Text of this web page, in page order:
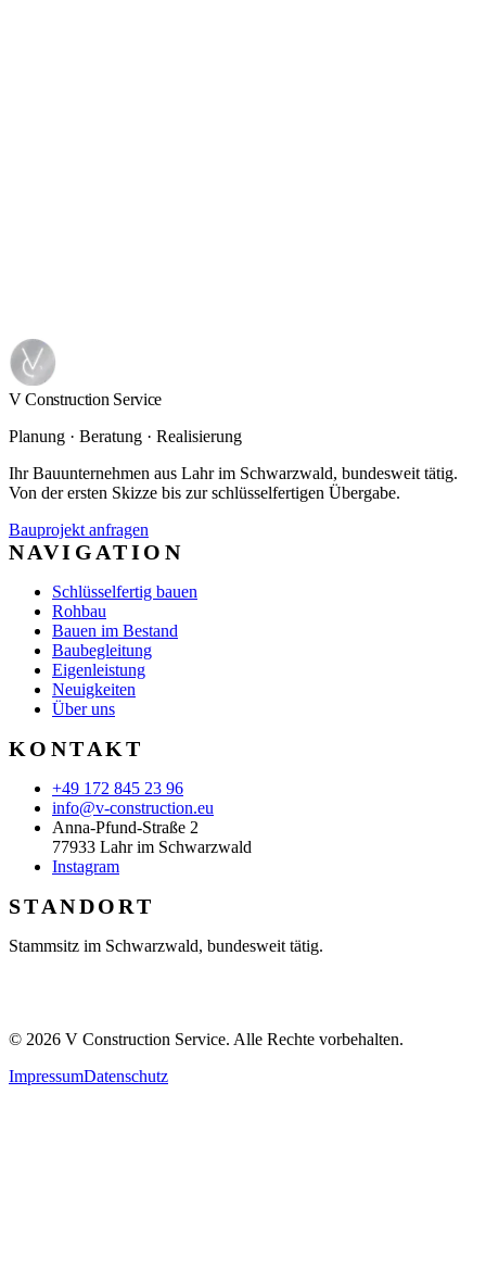
V Construction Service
Planung · Beratung · Realisierung
Ihr Bauunternehmen aus Lahr im Schwarzwald, bundesweit tätig.
Von der ersten Skizze bis zur schlüsselfertigen Übergabe.
Bauprojekt anfragen
NAVIGATION
Schlüsselfertig bauen
Rohbau
Bauen im Bestand
Baubegleitung
Eigenleistung
Neuigkeiten
Über uns
KONTAKT
+49 172 845 23 96
info@v-construction.eu
Anna-Pfund-Straße 2
77933 Lahr im Schwarzwald
Instagram
STANDORT
Stammsitz im Schwarzwald, bundesweit tätig.
© 2026 V Construction Service. Alle Rechte vorbehalten.
ImpressumDatenschutz